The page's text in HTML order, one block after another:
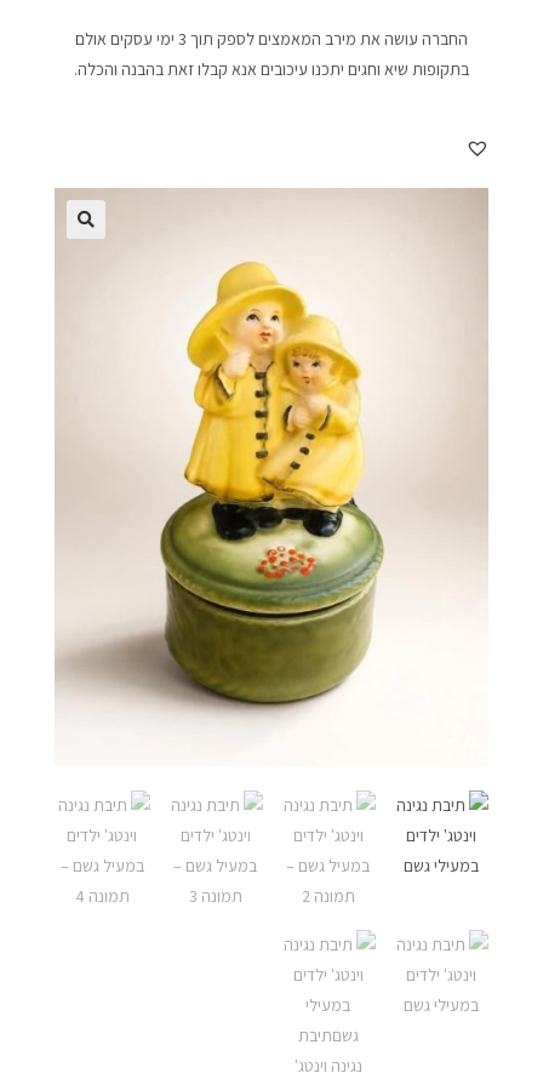
החברה עושה את מירב המאמצים לספק תוך 3 ימי עסקים אולם
בתקופות שיא וחגים יתכנו עיכובים אנא קבלו זאת בהבנה והכלה.